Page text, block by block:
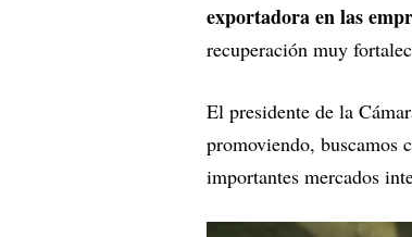
exportadora en las
recuperación muy
El presidente de la
promoviendo, buscamos
importantes mercados